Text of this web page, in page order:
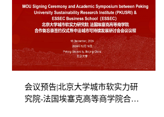
会议预告|北京大学城市软实力研
究院-法国埃塞克高等商学院合作